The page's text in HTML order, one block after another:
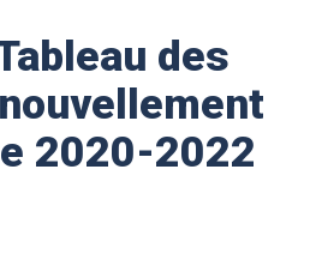
des
2020-2022